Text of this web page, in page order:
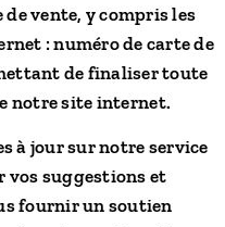
de vente, y compris les
: numéro de carte de
de finaliser toute
notre site internet.
à jour sur notre service
vos suggestions et
fournir un soutien